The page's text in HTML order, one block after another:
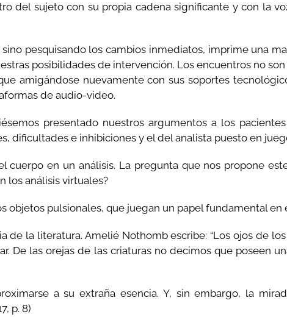
del sujeto con su propia cadena significante y con la
pesquisando los cambios inmediatos, imprime una
posibilidades de intervención. Los encuentros no
amigándose nuevamente con sus soportes
de audio-video.
presentado nuestros argumentos a los
dificultades e inhibiciones y el del analista puesto en
cuerpo en un análisis. La pregunta que nos propone
los análisis virtuales?
objetos pulsionales, que juegan un papel fundamental en
de la literatura. Amelié Nothomb escribe: “Los ojos de
De las orejas de las criaturas no decimos que poseen
a su extraña esencia. Y, sin embargo, la
p. 8)